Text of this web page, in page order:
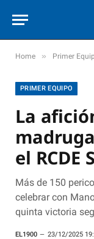
Home » Primer
PRIMER EQUIPO
La
el RCDE
Más de 150
celebrar con
quinta victoria
EL1900 23/12/2025